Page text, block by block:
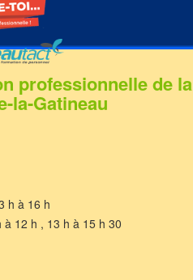
professionnelle de la
la-Gatineau
h à 16 h
12 h , 13 h à 15 h 30